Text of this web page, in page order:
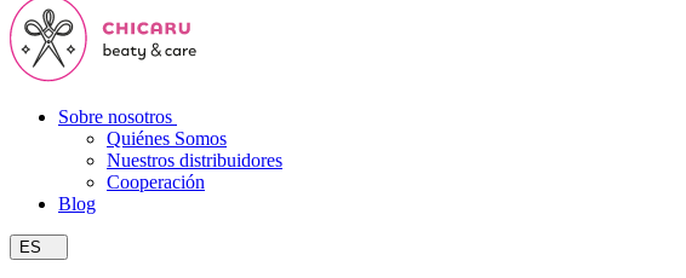
Sobre nosotros
Quiénes Somos
Nuestros distribuidores
Cooperación
Blog
ES